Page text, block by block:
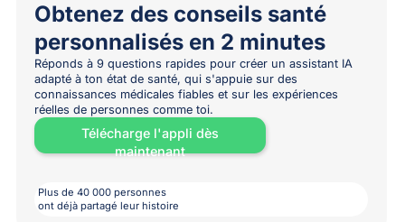
Obtenez des conseils santé
personnalisés en 2 minutes
Réponds à 9 questions rapides pour créer un assistant IA
adapté à ton état de santé, qui s'appuie sur des
connaissances médicales fiables et sur les expériences
réelles de personnes comme toi.
Télécharge l'appli dès
maintenant
Plus de 40 000 personnes
ont déjà partagé leur histoire